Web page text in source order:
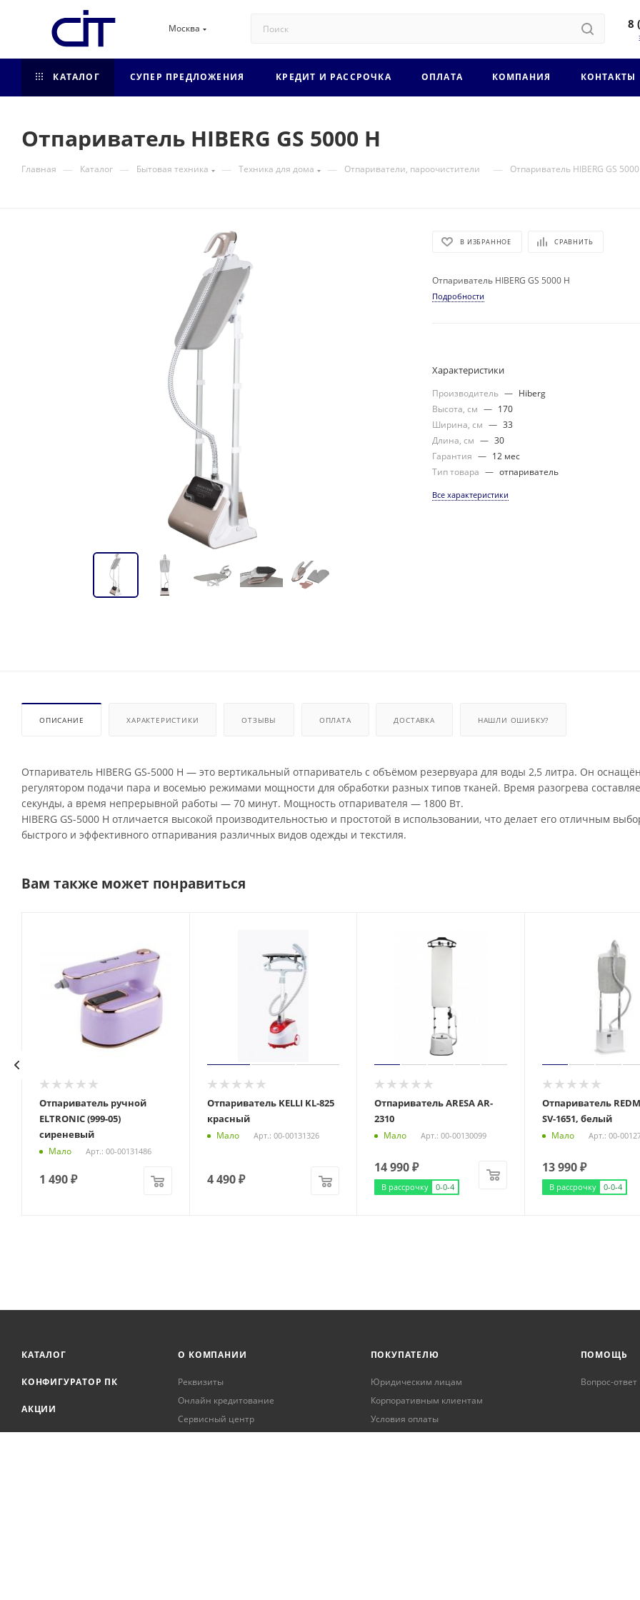
Москва 8
КАТАЛОГ СУПЕР ПРЕДЛОЖЕНИЯ КРЕДИТ И РАССРОЧКА ОПЛАТА КОМПАНИЯ КОНТАКТЫ
Отпариватель HIBERG GS 5000 H
Главная — Каталог — Бытовая техника — Техника для дома — Отпариватели, пароочистители — Отпариватель HIBERG GS
В ИЗБРАННОЕ СРАВНИТЬ
Отпариватель HIBERG GS 5000 H
Подробности
Характеристики
Производитель — Hiberg
Высота, см — 170
Ширина, см — 33
Длина, см — 30
Гарантия — 12 мес
Тип товара — отпариватель
Все характеристики
ОПИСАНИЕ ХАРАКТЕРИСТИКИ ОТЗЫВЫ ОПЛАТА ДОСТАВКА НАШЛИ ОШИБКУ?
Отпариватель HIBERG GS-5000 H — это вертикальный отпариватель с объёмом резервуара для воды 2,5 литра. Он оснащён
регулятором подачи пара и восемью режимами мощности для обработки разных типов тканей. Время разогрева
секунды, а время непрерывной работы — 70 минут. Мощность отпаривателя — 1800 Вт.
HIBERG GS-5000 Н отличается высокой производительностью и простотой в использовании, что делает его отличным
быстрого и эффективного отпаривания различных видов одежды и текстиля.
Вам также может понравиться
Отпариватель ручной
ELTRONIC (999-05)
сиреневый
Мало Арт.: 00-00131486
1 490₽
Отпариватель KELLI KL-825
красный
Мало Арт.: 00-00131326
4 490₽
Отпариватель ARESA AR-
2310
Мало Арт.: 00-00130099
14 990₽
В рассрочку 0-0-4
Отпариватель
SV-1651, белый
Мало Арт.: 00-
13 990₽
В рассрочку 0-0-4
КАТАЛОГ
КОНФИГУРАТОР ПК
АКЦИИ
БРЕНДЫ
О КОМПАНИИ
Реквизиты
Онлайн кредитование
Сервисный центр
ПОКУПАТЕЛЮ
Юридическим лицам
Корпоративным клиентам
Условия оплаты
ПОМОЩЬ
Вопрос-ответ